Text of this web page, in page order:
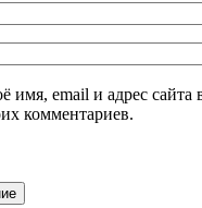
имя, email и адрес сайта
комментариев.